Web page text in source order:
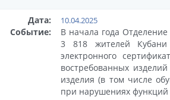
Дата: 10.04.2025
Событие:
В начала года
3 818 жителей Кубани
электронного
востребованных
изделия (в том числе
при нарушениях